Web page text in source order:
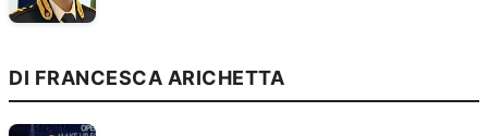
DI FRANCESCA ARICHETTA